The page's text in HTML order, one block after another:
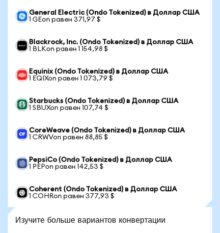
General Electric (Ondo Tokenized) в Доллар США
1 GEon равен 371,97 $
Blackrock, Inc. (Ondo Tokenized) в Доллар США
1 BLKon равен 1 154,98 $
Equinix (Ondo Tokenized) в Доллар США
1 EQIXon равен 1 073,79 $
Starbucks (Ondo Tokenized) в Доллар США
1 SBUXon равен 107,74 $
CoreWeave (Ondo Tokenized) в Доллар США
1 CRWVon равен 88,85 $
PepsiCo (Ondo Tokenized) в Доллар США
1 PEPon равен 142,53 $
Coherent (Ondo Tokenized) в Доллар США
1 COHRon равен 377,93 $
Изучите больше вариантов конвертации